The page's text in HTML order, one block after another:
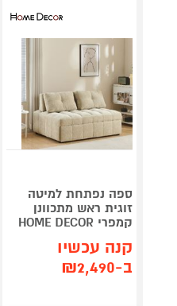
ספה נפתחת למיטה
זוגית ראש מתכוונן
קמפרי HOME DECOR
קנה עכשיו
ב-₪2,490